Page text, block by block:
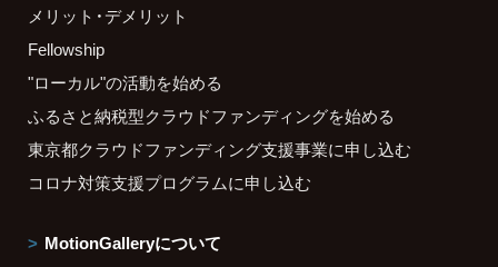
メリット・デメリット
Fellowship
"ローカル"の活動を始める
ふるさと納税型クラウドファンディングを始める
東京都クラウドファンディング支援事業に申し込む
コロナ対策支援プログラムに申し込む
MotionGalleryについて